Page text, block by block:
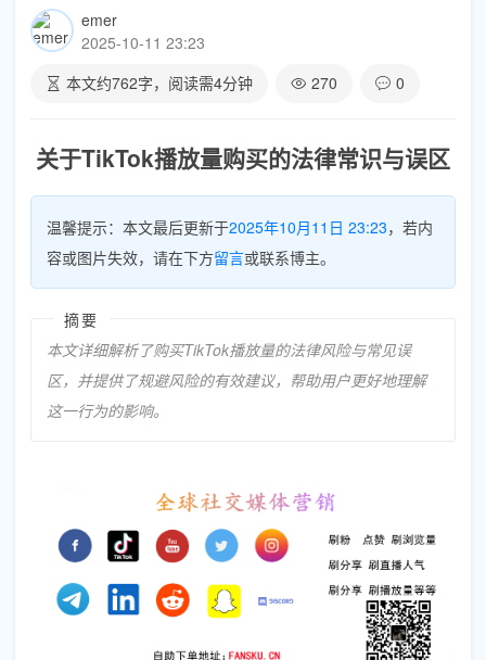
emer
2025-10-11 23:23
本文约762字，阅读需4分钟 270 0
关于TikTok播放量购买的法律常识与误区
温馨提示：本文最后更新于2025年10月11日 23:23，若内
容或图片失效，请在下方留言或联系博主。
摘要
本文详细解析了购买TikTok播放量的法律风险与常见误
区，并提供了规避风险的有效建议，帮助用户更好地理解
这一行为的影响。